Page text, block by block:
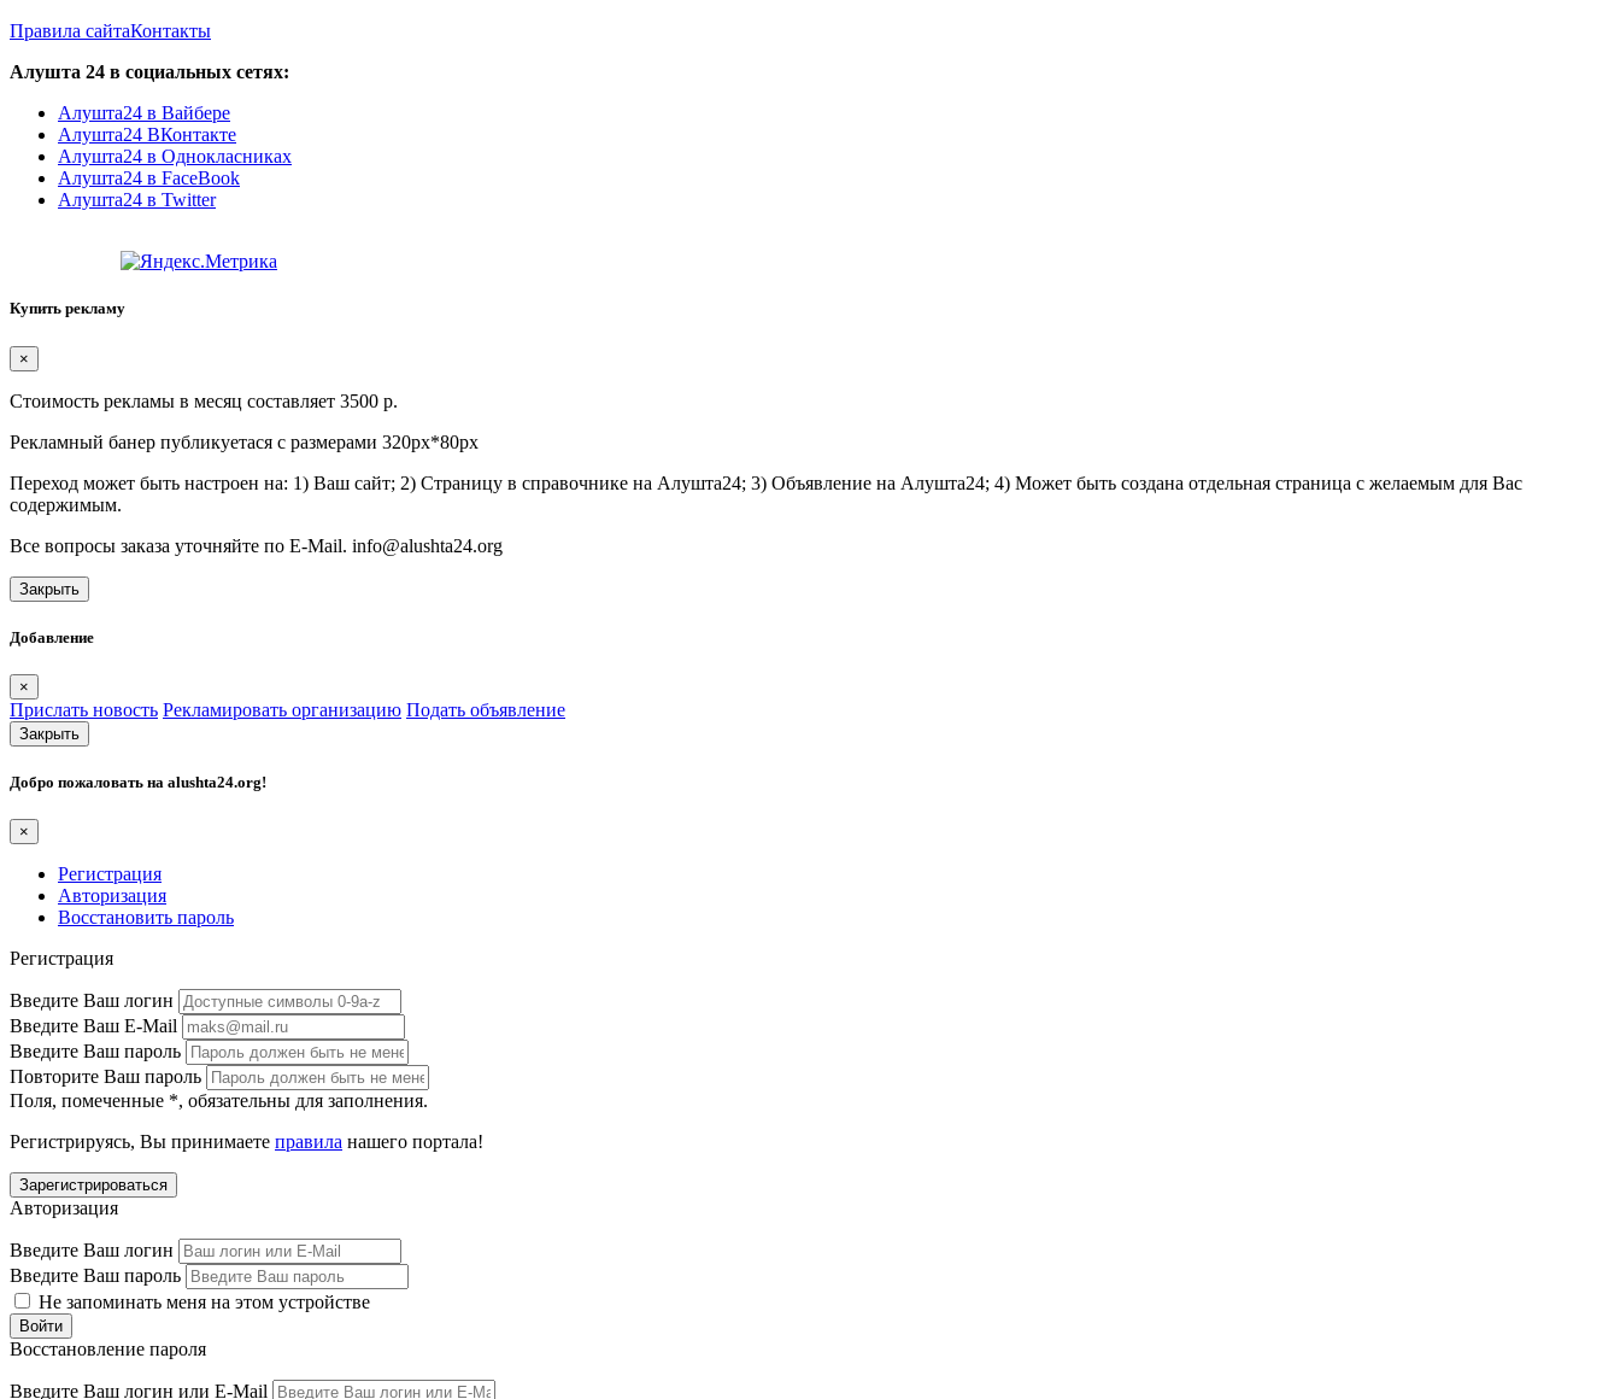
Правила сайтаКонтакты
Алушта 24 в социальных сетях:
Алушта24 в Вайбере
Алушта24 ВКонтакте
Алушта24 в Однокласниках
Алушта24 в FaceBook
Алушта24 в Twitter
Купить рекламу
×
Стоимость рекламы в месяц составляет 3500 р.
Рекламный банер публикуетася с размерами 320px*80px
Переход может быть настроен на: 1) Ваш сайт; 2) Страницу в справочнике на Алушта24; 3) Объявление на Алушта24; 4) Может быть создана отдельная страница с желаемым для Вас
содержимым.
Все вопросы заказа уточняйте по E-Mail. info@alushta24.org
Закрыть
Добавление
×
Прислать новость Рекламировать организацию Подать объявление
Закрыть
Добро пожаловать на alushta24.org!
×
Регистрация
Авторизация
Восстановить пароль
Регистрация
Введите Ваш логин
Введите Ваш E-Mail
Введите Ваш пароль
Повторите Ваш пароль
Поля, помеченные *, обязательны для заполнения.
Регистрируясь, Вы принимаете правила нашего портала!
Авторизация
Введите Ваш логин
Введите Ваш пароль
Не запоминать меня на этом устройстве
Восстановление пароля
Введите Ваш логин или E-Mail